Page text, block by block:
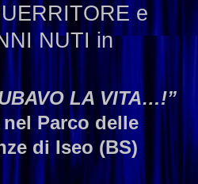
e
NUTIin
LA VITA…!”
Parco delle
di Iseo (BS)